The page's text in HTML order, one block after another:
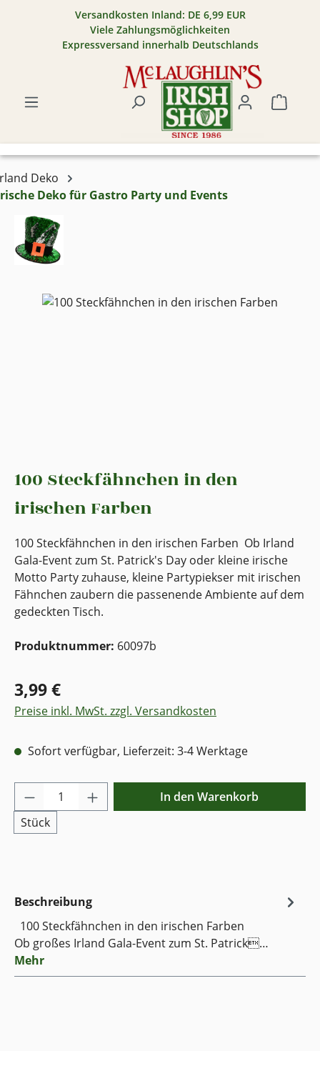
Zum Hauptinhalt springenVersandkosten Inland: DE 6,99 EUR
Viele Zahlungsmöglichkeiten
Expressversand innerhalb Deutschlands
Deko
Deko für Gastro Party und Events
Bildergalerie überspringen
100 Steckfähnchen in den
irischen Farben
100 Steckfähnchen in den irischen Farben Ob Irland
Gala-Event zum St. Patrick's Day oder kleine irische
Motto Party zuhause, kleine Partypiekser mit irischen
Fähnchen zaubern die passenende Ambiente auf dem
gedeckten Tisch.
Produktnummer: 60097b
3,99 €
Preise inkl. MwSt. zzgl. Versandkosten
Sofort verfügbar, Lieferzeit: 3-4 Werktage
Produkt Anzahl: Gib den gewünschten
Stück
In den Warenkorb
Beschreibung
100 Steckfähnchen in den irischen Farben
Ob großes Irland Gala-Event zum St. Patrick…
Mehr